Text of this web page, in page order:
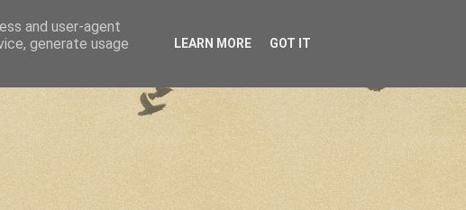
and user-agent
generate usage
LEARN MORE GOT IT